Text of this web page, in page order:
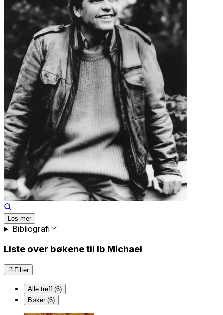
Les mer
Bibliografi
Liste over bøkene til Ib Michael
Filter
Alle treff (6)
Bøker (6)